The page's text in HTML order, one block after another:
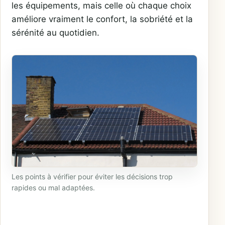
les équipements, mais celle où chaque choix
améliore vraiment le confort, la sobriété et la
sérénité au quotidien.
Les points à vérifier pour éviter les décisions trop
rapides ou mal adaptées.